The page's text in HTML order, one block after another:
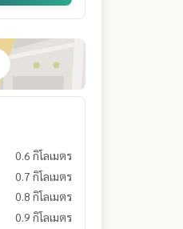
0.6 กิโลเมตร
0.7 กิโลเมตร
0.8 กิโลเมตร
0.9 กิโลเมตร